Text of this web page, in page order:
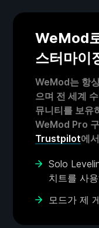
WeMod
스터마이
WeMod는 항
으며 전 세계
뮤니티를 보유
WeMod Pro
Trustpilot에
Solo
치트를 사
모드가 제